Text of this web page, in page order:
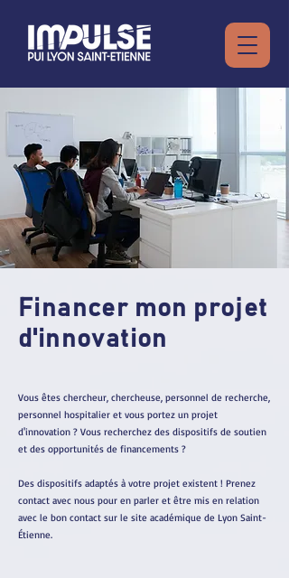
Financer mon projet
d'innovation
Vous êtes chercheur, chercheuse, personnel de recherche,
personnel hospitalier et vous portez un projet
d'innovation ? Vous recherchez des dispositifs de soutien
et des opportunités de financements ?
Des dispositifs adaptés à votre projet existent ! Prenez
contact avec nous pour en parler et être mis en relation
avec le bon contact sur le site académique de Lyon Saint-
Étienne.